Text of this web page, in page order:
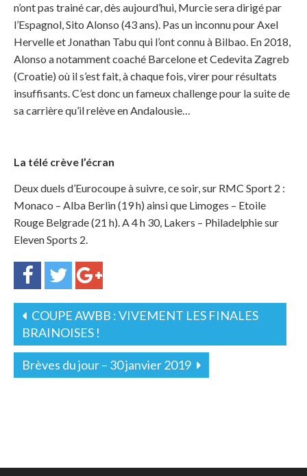
n’ont pas trainé car, dès aujourd’hui, Murcie sera dirigé par
l’Espagnol, Sito Alonso (43 ans). Pas un inconnu pour Axel
Hervelle et Jonathan Tabu qui l’ont connu à Bilbao. En 2018,
Alonso a notamment coaché Barcelone et Cedevita Zagreb
(Croatie) où il s’est fait, à chaque fois, virer pour résultats
insuffisants. C’est donc un fameux challenge pour la suite de
sa carrière qu’il relève en Andalousie…
La télé crève l’écran
Deux duels d’Eurocoupe à suivre, ce soir, sur RMC Sport 2 :
Monaco – Alba Berlin (19 h) ainsi que Limoges – Etoile
Rouge Belgrade (21 h). A 4 h 30, Lakers – Philadelphie sur
Eleven Sports 2.
COUPE AWBB : VIVEMENT LES FINALES
BRAINOISES !
Brèves du jour – 30 janvier 2019